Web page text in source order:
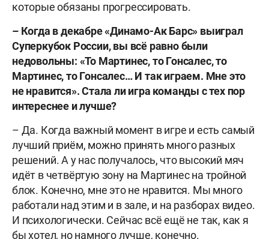
которые обязаны прогрессировать.
– Когда в декабре «Динамо-Ак Барс» выиграл
Суперкубок России, вы всё равно были
недовольны: «То Мартинес, то Гонсалес, то
Мартинес, то Гонсалес… И так играем. Мне это
не нравится». Стала ли игра команды с тех пор
интереснее и лучше?
– Да. Когда важный момент в игре и есть самый
лучший приём, можно принять много разных
решений. А у нас получалось, что высокий мяч
идёт в четвёртую зону на Мартинес на тройной
блок. Конечно, мне это не нравится. Мы много
работали над этим и в зале, и на разборах видео.
И психологически. Сейчас всё ещё не так, как я
бы хотел, но намного лучше, конечно.